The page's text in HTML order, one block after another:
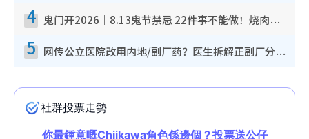
4 鬼门开2026｜8.13鬼节禁忌 22件事不能做！烧肉、刺身要少食？半夜勿吹口哨/打给个电话
5 网传公立医院改用内地/副厂药？医生拆解正副厂分别，揭4类人换药随时出事